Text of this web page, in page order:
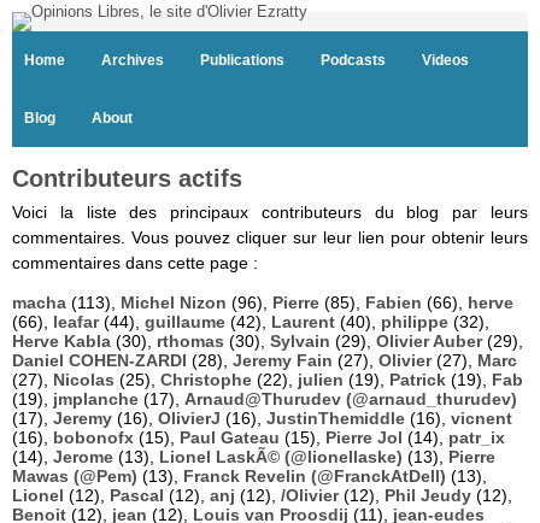
Home Archives Publications Podcasts Videos
Blog About
Contributeurs actifs
Voici la liste des principaux contributeurs du blog par leurs
commentaires. Vous pouvez cliquer sur leur lien pour obtenir leurs
commentaires dans cette page :
macha (113), Michel Nizon (96), Pierre (85), Fabien (66), herve
(66), leafar(44), guillaume (42), Laurent (40), philippe (32),
Herve Kabla (30), rthomas (30), Sylvain (29), Olivier Auber(29),
Daniel COHEN-ZARDI (28), Jeremy Fain (27), Olivier(27), Marc
(27), Nicolas (25), Christophe (22), julien (19), Patrick (19), Fab
(19), jmplanche (17), Arnaud@Thurudev (@arnaud_thurudev)
(17), Jeremy (16), OlivierJ (16), JustinThemiddle (16), vicnent
(16), bobonofx (15), Paul Gateau (15), Pierre Jol (14), patr_ix
(14), Jerome (13), Lionel LaskÃ© (@lionellaske) (13), Pierre
Mawas (@Pem) (13), Franck Revelin (@FranckAtDell) (13),
Lionel (12), Pascal (12), anj (12), /Olivier(12), Phil Jeudy (12),
Benoit (12), jean (12), Louis van Proosdij (11), jean-eudes